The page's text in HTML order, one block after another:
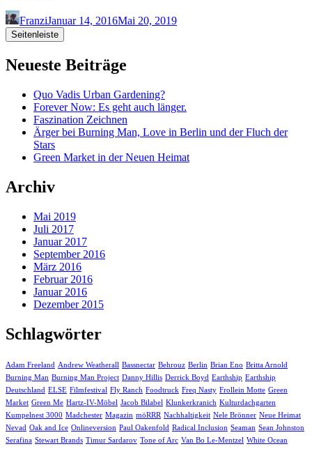
FranziJanuar 14, 2016Mai 20, 2019
Seitenleiste
Neueste Beiträge
Quo Vadis Urban Gardening?
Forever Now: Es geht auch länger.
Faszination Zeichnen
Ärger bei Burning Man, Love in Berlin und der Fluch der
Stars
Green Market in der Neuen Heimat
Archiv
Mai 2019
Juli 2017
Januar 2017
September 2016
März 2016
Februar 2016
Januar 2016
Dezember 2015
Schlagwörter
Adam Freeland Andrew Weatherall Bassnectar Behrouz Berlin Brian Eno Britta Arnold
Burning Man Burning Man Project Danny Hillis Derrick Boyd Earthship Earthship
Deutschland ELSE Filmfestival Fly Ranch Foodtruck Freq Nasty Frollein Motte Green
Market Green Me Hartz-IV-Möbel Jacob Bilabel Klunkerkranich Kulturdachgarten
Kumpelnest 3000 Madchester Magazin möRRR Nachhaltigkeit Nele Brönner Neue Heimat
Nevad Oak and Ice Onlineversion Paul Oakenfold Radical Inclusion Seaman Sean Johnston
Serafina Stewart Brands Timur Sardarov Tone of Arc Van Bo Le-Mentzel White Ocean